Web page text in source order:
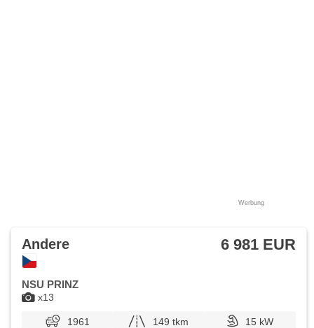
Werbung
x13
Andere 6 981 EUR
NSU PRINZ
1961 149 tkm
15 kW